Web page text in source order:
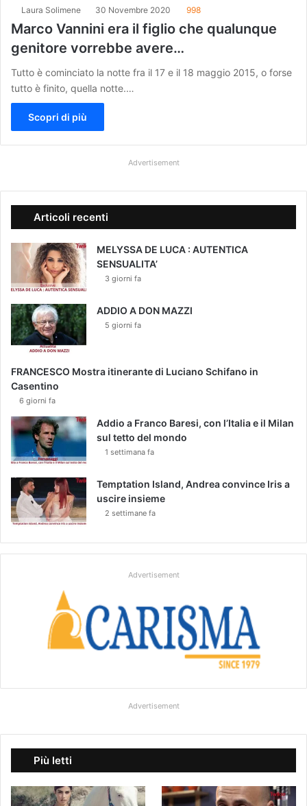
Laura Solimene 30 Novembre 2020 998
Marco Vannini era il figlio che qualunque
genitore vorrebbe avere…
Tutto è cominciato la notte fra il 17 e il 18 maggio 2015, o forse
tutto è finito, quella notte.…
Scopri di più
Advertisement
Articoli recenti
MELYSSA DE LUCA : AUTENTICA
SENSUALITA’
3 giorni fa
ADDIO A DON MAZZI
5 giorni fa
FRANCESCO Mostra itinerante di Luciano Schifano in
Casentino
6 giorni fa
Addio a Franco Baresi, con l’Italia e il Milan
sul tetto del mondo
1 settimana fa
Temptation Island, Andrea convince Iris a
uscire insieme
2 settimane fa
Advertisement
Advertisement
Più letti